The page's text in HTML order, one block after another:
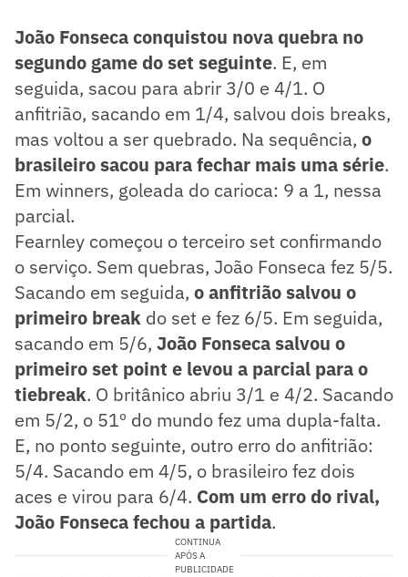
João Fonseca conquistou nova quebra no
segundo game do set seguinte. E, em
seguida, sacou para abrir 3/0 e 4/1. O
anfitrião, sacando em 1/4, salvou dois breaks,
mas voltou a ser quebrado. Na sequência, o
brasileiro sacou para fechar mais uma série.
Em winners, goleada do carioca: 9 a 1, nessa
parcial.
Fearnley começou o terceiro set confirmando
o serviço. Sem quebras, João Fonseca fez 5/5.
Sacando em seguida, o anfitrião salvou o
primeiro break do set e fez 6/5. Em seguida,
sacando em 5/6, João Fonseca salvou o
primeiro set point e levou a parcial para o
tiebreak. O britânico abriu 3/1 e 4/2. Sacando
em 5/2, o 51º do mundo fez uma dupla-falta.
E, no ponto seguinte, outro erro do anfitrião:
5/4. Sacando em 4/5, o brasileiro fez dois
aces e virou para 6/4. Com um erro do rival,
João Fonseca fechou a partida.
CONTINUA
APÓS A
PUBLICIDADE